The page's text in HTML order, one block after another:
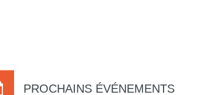
PROCHAINS ÉVÉNEMENTS